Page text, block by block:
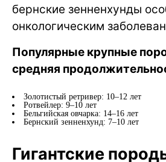
бернские зенненхунды
онкологическим
Популярные крупные
средняя
Золотистый ретривер: 10–12 лет
Ротвейлер: 9–10 лет
Бельгийская овчарка: 14–16 лет
Бернский зенненхунд: 7–10 лет
Гигантские